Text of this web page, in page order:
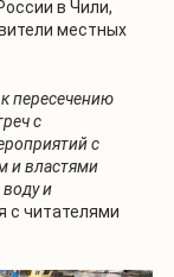
в Чили,
местных
пересечению
с
с
и властями
воду и
с читателями